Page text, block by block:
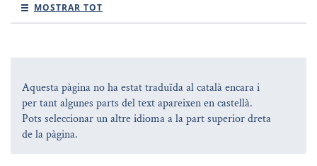
MOSTRAR TOT
Aquesta pàgina no ha estat traduïda al català encara i
per tant algunes parts del text apareixen en castellà.
Pots seleccionar un altre idioma a la part superior dreta
de la pàgina.